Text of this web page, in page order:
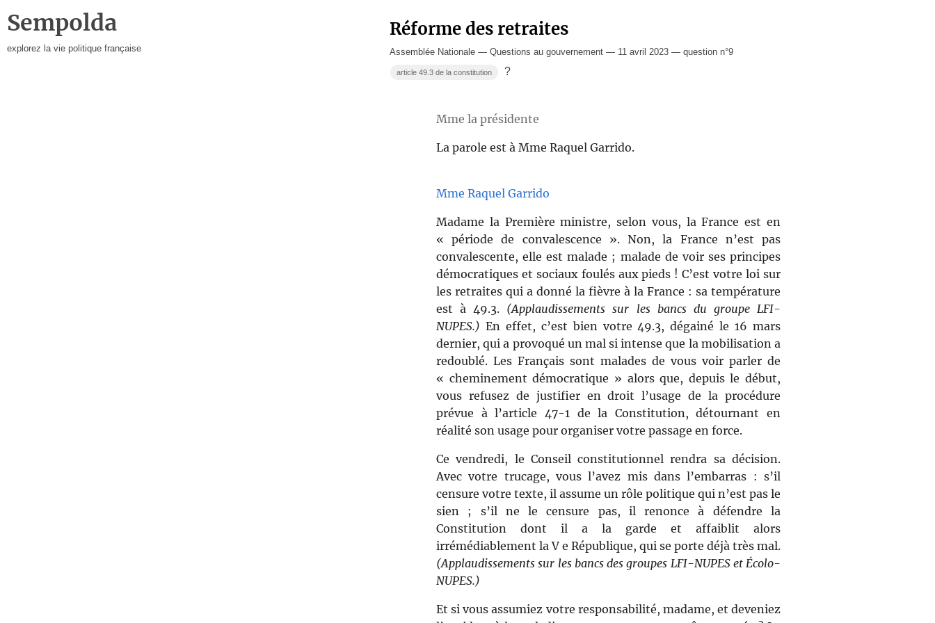
Sempolda
explorez la vie politique française
Réforme des retraites
Assemblée Nationale — Questions au gouvernement — 11 avril 2023 — question n°9
article 49.3 de la constitution ?
Mme la présidente
La parole est à Mme Raquel Garrido.
Mme Raquel Garrido
Madame la Première ministre, selon vous, la France est en
« période de convalescence ». Non, la France n’est pas
convalescente, elle est malade ; malade de voir ses principes
démocratiques et sociaux foulés aux pieds ! C’est votre loi sur
les retraites qui a donné la fièvre à la France : sa température
est à 49.3. (Applaudissements sur les bancs du groupe LFI-
NUPES.) En effet, c’est bien votre 49.3, dégainé le 16 mars
dernier, qui a provoqué un mal si intense que la mobilisation a
redoublé. Les Français sont malades de vous voir parler de
« cheminement démocratique » alors que, depuis le début,
vous refusez de justifier en droit l’usage de la procédure
prévue à l’article 47-1 de la Constitution, détournant en
réalité son usage pour organiser votre passage en force.
Ce vendredi, le Conseil constitutionnel rendra sa décision.
Avec votre trucage, vous l’avez mis dans l’embarras : s’il
censure votre texte, il assume un rôle politique qui n’est pas le
sien ; s’il ne le censure pas, il renonce à défendre la
Constitution dont il a la garde et affaiblit alors
irrémédiablement la V e République, qui se porte déjà très mal.
(Applaudissements sur les bancs des groupes LFI-NUPES et Écolo-
NUPES.)
Et si vous assumiez votre responsabilité, madame, et deveniez